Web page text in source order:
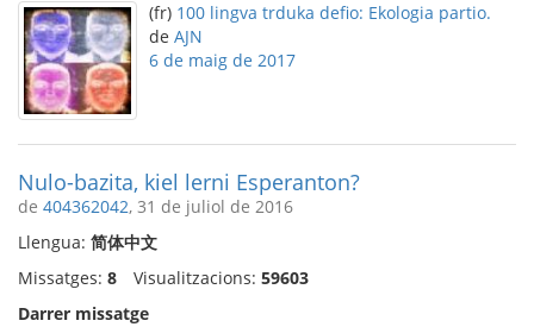
(fr) 100 lingva trduka defio: Ekologia partio.
de AJN
6 de maig de 2017
Nulo-bazita, kiel lerni Esperanton?
de 404362042, 31 de juliol de 2016
Llengua: 简体中文
Missatges: 8 Visualitzacions: 59603
Darrer missatge